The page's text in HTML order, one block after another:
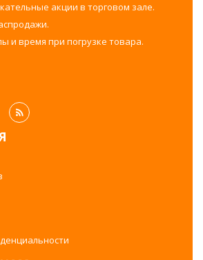
акции в торговом зале.
и время при погрузке товара.